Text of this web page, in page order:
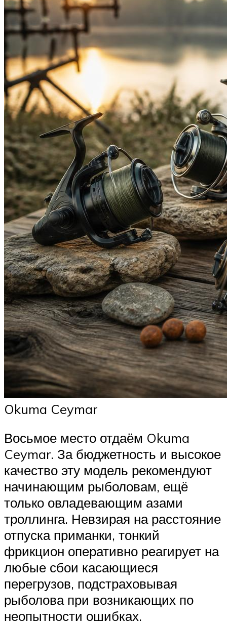
Okuma Ceymar
Восьмое место отдаём Okuma
Ceymar. За бюджетность и высокое
качество эту модель рекомендуют
начинающим рыболовам, ещё
только овладевающим азами
троллинга. Невзирая на расстояние
отпуска приманки, тонкий
фрикцион оперативно реагирует на
любые сбои касающиеся
перегрузов, подстраховывая
рыболова при возникающих по
неопытности ошибках.